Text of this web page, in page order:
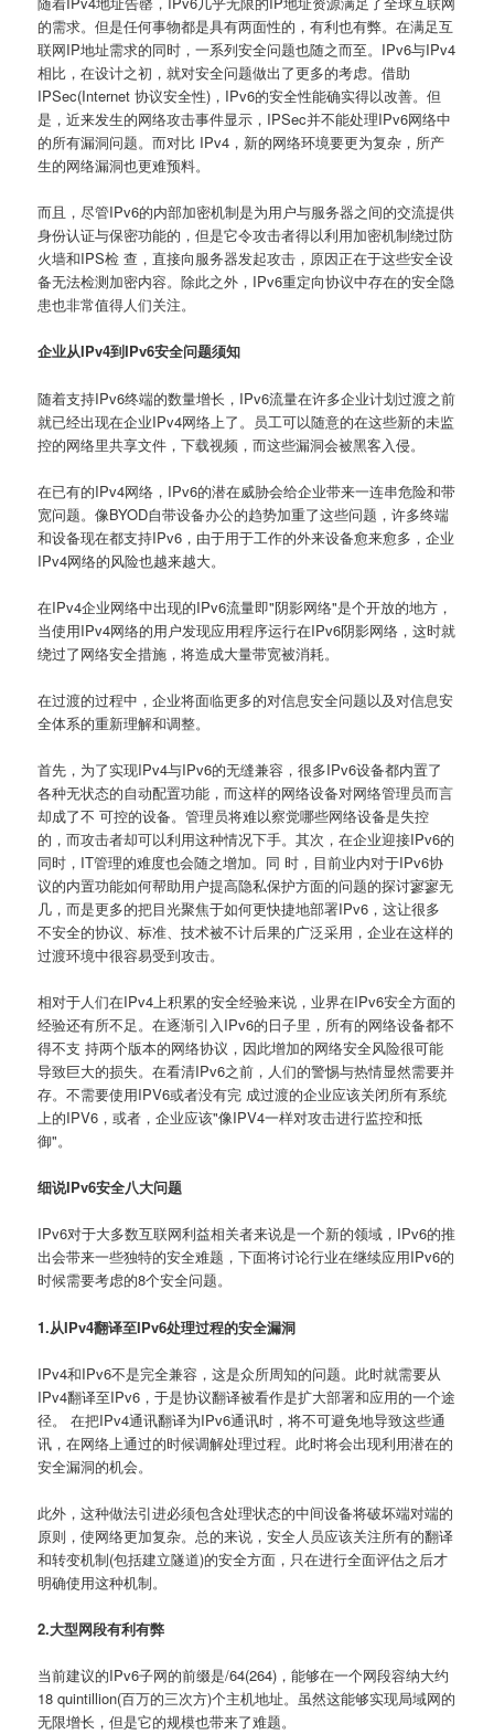
的需求。但是任何事物都是具有两面性的，有利也有弊。在满足互
联网IP地址需求的同时，一系列安全问题也随之而至。IPv6与IPv4
相比，在设计之初，就对安全问题做出了更多的考虑。借助
IPSec(Internet 协议安全性)，IPv6的安全性能确实得以改善。但
是，近来发生的网络攻击事件显示，IPSec并不能处理IPv6网络中
的所有漏洞问题。而对比 IPv4，新的网络环境要更为复杂，所产
生的网络漏洞也更难预料。
而且，尽管IPv6的内部加密机制是为用户与服务器之间的交流提供
身份认证与保密功能的，但是它令攻击者得以利用加密机制绕过防
火墙和IPS检 查，直接向服务器发起攻击，原因正在于这些安全设
备无法检测加密内容。除此之外，IPv6重定向协议中存在的安全隐
患也非常值得人们关注。
企业从IPv4到IPv6安全问题须知
随着支持IPv6终端的数量增长，IPv6流量在许多企业计划过渡之前
就已经出现在企业IPv4网络上了。员工可以随意的在这些新的未监
控的网络里共享文件，下载视频，而这些漏洞会被黑客入侵。
在已有的IPv4网络，IPv6的潜在威胁会给企业带来一连串危险和带
宽问题。像BYOD自带设备办公的趋势加重了这些问题，许多终端
和设备现在都支持IPv6，由于用于工作的外来设备愈来愈多，企业
IPv4网络的风险也越来越大。
在IPv4企业网络中出现的IPv6流量即"阴影网络"是个开放的地方，
当使用IPv4网络的用户发现应用程序运行在IPv6阴影网络，这时就
绕过了网络安全措施，将造成大量带宽被消耗。
在过渡的过程中，企业将面临更多的对信息安全问题以及对信息安
全体系的重新理解和调整。
首先，为了实现IPv4与IPv6的无缝兼容，很多IPv6设备都内置了
各种无状态的自动配置功能，而这样的网络设备对网络管理员而言
却成了不 可控的设备。管理员将难以察觉哪些网络设备是失控
的，而攻击者却可以利用这种情况下手。其次，在企业迎接IPv6的
同时，IT管理的难度也会随之增加。同 时，目前业内对于IPv6协
议的内置功能如何帮助用户提高隐私保护方面的问题的探讨寥寥无
几，而是更多的把目光聚焦于如何更快捷地部署IPv6，这让很多
不安全的协议、标准、技术被不计后果的广泛采用，企业在这样的
过渡环境中很容易受到攻击。
相对于人们在IPv4上积累的安全经验来说，业界在IPv6安全方面的
经验还有所不足。在逐渐引入IPv6的日子里，所有的网络设备都不
得不支 持两个版本的网络协议，因此增加的网络安全风险很可能
导致巨大的损失。在看清IPv6之前，人们的警惕与热情显然需要并
存。不需要使用IPV6或者没有完 成过渡的企业应该关闭所有系统
上的IPV6，或者，企业应该"像IPV4一样对攻击进行监控和抵
御"。
细说IPv6安全八大问题
IPv6对于大多数互联网利益相关者来说是一个新的领域，IPv6的推
出会带来一些独特的安全难题，下面将讨论行业在继续应用IPv6的
时候需要考虑的8个安全问题。
1.从IPv4翻译至IPv6处理过程的安全漏洞
IPv4和IPv6不是完全兼容，这是众所周知的问题。此时就需要从
IPv4翻译至IPv6，于是协议翻译被看作是扩大部署和应用的一个途
径。 在把IPv4通讯翻译为IPv6通讯时，将不可避免地导致这些通
讯，在网络上通过的时候调解处理过程。此时将会出现利用潜在的
安全漏洞的机会。
此外，这种做法引进必须包含处理状态的中间设备将破坏端对端的
原则，使网络更加复杂。总的来说，安全人员应该关注所有的翻译
和转变机制(包括建立隧道)的安全方面，只在进行全面评估之后才
明确使用这种机制。
2.大型网段有利有弊
当前建议的IPv6子网的前缀是/64(264)，能够在一个网段容纳大约
18 quintillion(百万的三次方)个主机地址。虽然这能够实现局域网的
无限增长，但是它的规模也带来了难题。